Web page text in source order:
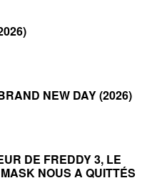
NEW DAY (2026)
DE FREDDY 3, LE
NOUS A QUITTÉS